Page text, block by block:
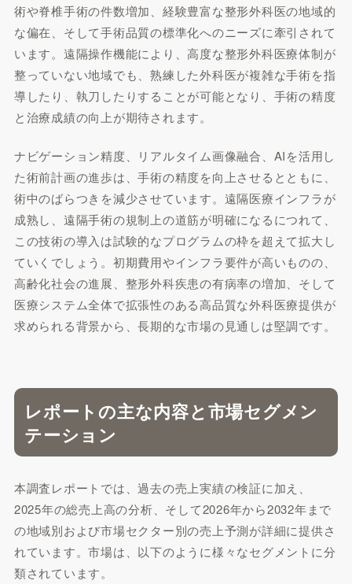
術や脊椎手術の件数増加、経験豊富な整形外科医の地域的
な偏在、そして手術品質の標準化へのニーズに牽引されて
います。遠隔操作機能により、高度な整形外科医療体制が
整っていない地域でも、熟練した外科医が複雑な手術を指
導したり、執刀したりすることが可能となり、手術の精度
と治療成績の向上が期待されます。
ナビゲーション精度、リアルタイム画像融合、AIを活用し
た術前計画の進歩は、手術の精度を向上させるとともに、
術中のばらつきを減少させています。遠隔医療インフラが
成熟し、遠隔手術の規制上の道筋が明確になるにつれて、
この技術の導入は試験的なプログラムの枠を超えて拡大し
ていくでしょう。初期費用やインフラ要件が高いものの、
高齢化社会の進展、整形外科疾患の有病率の増加、そして
医療システム全体で拡張性のある高品質な外科医療提供が
求められる背景から、長期的な市場の見通しは堅調です。
レポートの主な内容と市場セグメン
テーション
本調査レポートでは、過去の売上実績の検証に加え、
2025年の総売上高の分析、そして2026年から2032年まで
の地域別および市場セクター別の売上予測が詳細に提供さ
れています。市場は、以下のように様々なセグメントに分
類されています。